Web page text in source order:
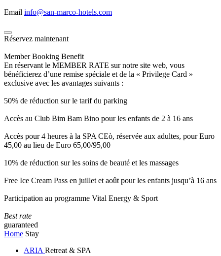
Email info@san-marco-hotels.com
Réservez maintenant
Member Booking Benefit
En réservant le MEMBER RATE sur notre site web, vous
bénéficierez d’une remise spéciale et de la « Privilege Card »
exclusive avec les avantages suivants :
50% de réduction sur le tarif du parking
Accès au Club Bim Bam Bino pour les enfants de 2 à 16 ans
Accès pour 4 heures à la SPA CEò, réservée aux adultes, pour Euro
45,00 au lieu de Euro 65,00/95,00
10% de réduction sur les soins de beauté et les massages
Free Ice Cream Pass en juillet et août pour les enfants jusqu’à 16 ans
Participation au programme Vital Energy & Sport
Best rate
guaranteed
Home Stay
ARIA Retreat & SPA